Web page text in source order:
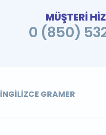
MÜŞTERİ
0 (850)
İNGILIZCE GRAMER